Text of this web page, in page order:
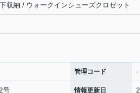
収納 / ウォークインシューズクロゼット
管理コード -
号 情報更新日